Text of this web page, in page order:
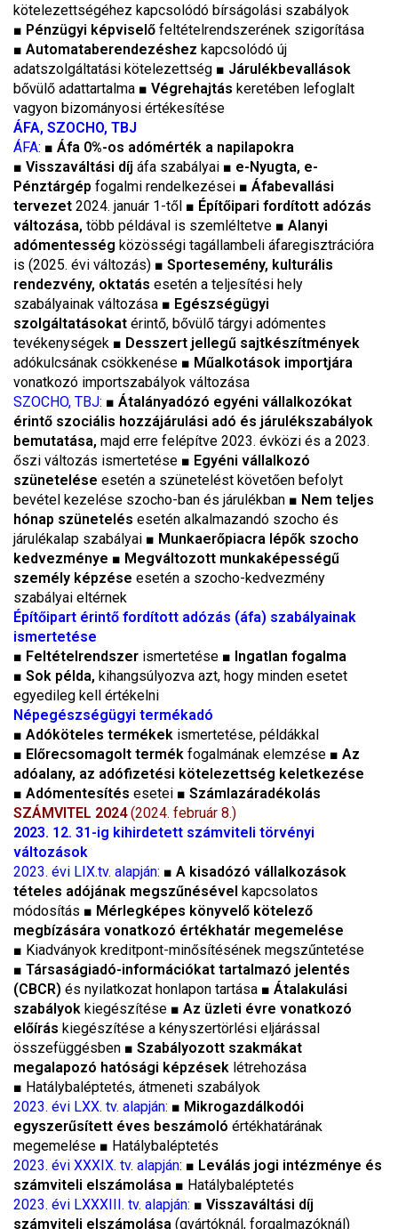
kötelezettségéhez kapcsolódó bírságolási szabályok
■ Pénzügyi képviselő feltételrendszerének szigorítása
■ Automataberendezéshez kapcsolódó új
adatszolgáltatási kötelezettség ■ Járulékbevallások
bővülő adattartalma ■ Végrehajtás keretében lefoglalt
vagyon bizományosi értékesítése
ÁFA, SZOCHO, TBJ
ÁFA: ■ Áfa 0%-os adómérték a napilapokra
■ Visszaváltási díj áfa szabályai ■ e-Nyugta, e-
Pénztárgép fogalmi rendelkezései ■ Áfabevallási
tervezet 2024. január 1-től ■ Építőipari fordított adózás
változása, több példával is szemléltetve ■ Alanyi
adómentesség közösségi tagállambeli áfaregisztrációra
is (2025. évi változás) ■ Sportesemény, kulturális
rendezvény, oktatás esetén a teljesítési hely
szabályainak változása ■ Egészségügyi
szolgáltatásokat érintő, bővülő tárgyi adómentes
tevékenységek ■ Desszert jellegű sajtkészítmények
adókulcsának csökkenése ■ Műalkotások importjára
vonatkozó importszabályok változása
SZOCHO, TBJ: ■ Átalányadózó egyéni vállalkozókat
érintő szociális hozzájárulási adó és járulékszabályok
bemutatása, majd erre felépítve 2023. évközi és a 2023.
őszi változás ismertetése ■ Egyéni vállalkozó
szünetelése esetén a szünetelést követően befolyt
bevétel kezelése szocho-ban és járulékban ■ Nem teljes
hónap szünetelés esetén alkalmazandó szocho és
járulékalap szabályai ■ Munkaerőpiacra lépők szocho
kedvezménye ■ Megváltozott munkaképességű
személy képzése esetén a szocho-kedvezmény
szabályai eltérnek
Építőipart érintő fordított adózás (áfa) szabályainak
ismertetése
■ Feltételrendszer ismertetése ■ Ingatlan fogalma
■ Sok példa, kihangsúlyozva azt, hogy minden esetet
egyedileg kell értékelni
Népegészségügyi termékadó
■ Adóköteles termékek ismertetése, példákkal
■ Előrecsomagolt termék fogalmának elemzése ■ Az
adóalany, az adófizetési kötelezettség keletkezése
■ Adómentesítés esetei ■ Számlazáradékolás
SZÁMVITEL 2024(2024. február 8.)
2023. 12. 31-ig kihirdetett számviteli törvényi
változások
2023. évi LIX.tv. alapján: ■ A kisadózó vállalkozások
tételes adójának megszűnésével kapcsolatos
módosítás ■ Mérlegképes könyvelő kötelező
megbízására vonatkozó értékhatár megemelése
■ Kiadványok kreditpont-minősítésének megszűntetése
■ Társaságiadó-információkat tartalmazó jelentés
(CBCR) és nyilatkozat honlapon tartása ■ Átalakulási
szabályok kiegészítése ■ Az üzleti évre vonatkozó
előírás kiegészítése a kényszertörlési eljárással
összefüggésben ■ Szabályozott szakmákat
megalapozó hatósági képzések létrehozása
■ Hatálybaléptetés, átmeneti szabályok
2023. évi LXX. tv. alapján: ■ Mikrogazdálkodói
egyszerűsített éves beszámoló értékhatárának
megemelése ■ Hatálybaléptetés
2023. évi XXXIX. tv. alapján: ■ Leválás jogi intézménye és
számviteli elszámolása ■ Hatálybaléptetés
2023. évi LXXXIII. tv. alapján: ■ Visszaváltási díj
számviteli elszámolása (gyártóknál, forgalmazóknál)